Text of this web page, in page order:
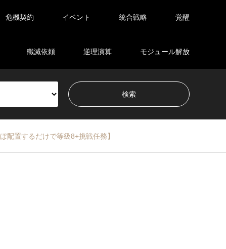
危機契約 イベント 統合戦略 覚醒
殲滅依頼 逆理演算 モジュール解放
置するだけで等級8+挑戦任務】